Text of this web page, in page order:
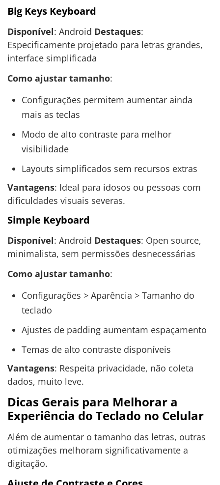
Big Keys Keyboard
Disponível: Android Destaques:
Especificamente projetado para letras grandes,
interface simplificada
Como ajustar tamanho:
Configurações permitem aumentar ainda
mais as teclas
Modo de alto contraste para melhor
visibilidade
Layouts simplificados sem recursos extras
Vantagens: Ideal para idosos ou pessoas com
dificuldades visuais severas.
Simple Keyboard
Disponível: Android Destaques: Open source,
minimalista, sem permissões desnecessárias
Como ajustar tamanho:
Configurações > Aparência > Tamanho do
teclado
Ajustes de padding aumentam espaçamento
Temas de alto contraste disponíveis
Vantagens: Respeita privacidade, não coleta
dados, muito leve.
Dicas Gerais para Melhorar a
Experiência do Teclado no Celular
Além de aumentar o tamanho das letras, outras
otimizações melhoram significativamente a
digitação.